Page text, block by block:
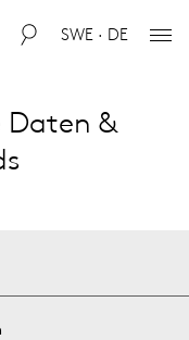
SWE · DE
Daten &